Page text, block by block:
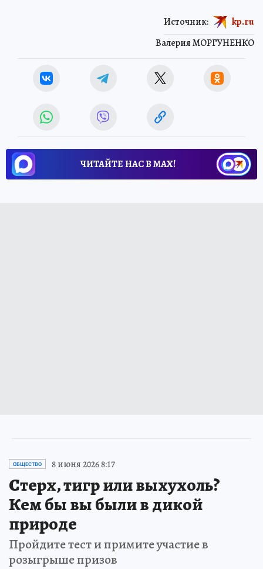
Валерия МОРГУНЕНКО
Источник: kp.ru
ЧИТАЙТЕ НАС В МАХ!
ОБЩЕСТВО 8 июня 2026 8:17
Стерх, тигр или выхухоль?
Кем бы вы были в дикой
природе
Пройдите тест и примите участие в
розыгрыше призов